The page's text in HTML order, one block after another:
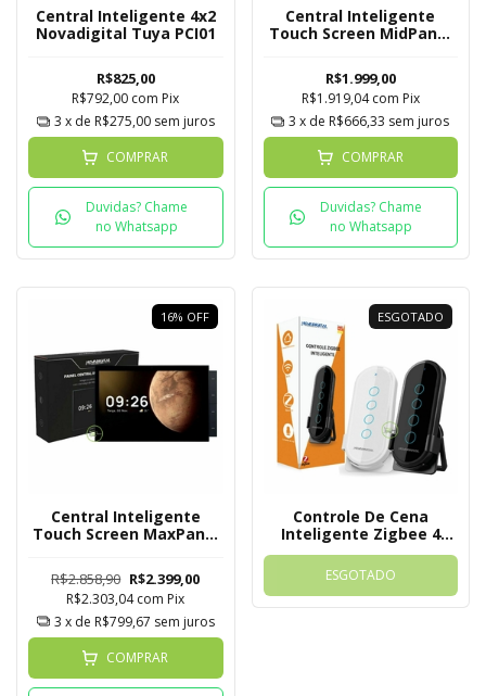
Central Inteligente 4x2
Novadigital Tuya PCI01
R$825,00
R$792,00 com Pix
3 x de R$275,00 sem juros
COMPRAR
Duvidas? Chame
no Whatsapp
Central Inteligente
Touch Screen MidPanel
R$1.999,00
R$1.919,04com Pix
3 x de R$666,33 sem juros
COMPRAR
Duvidas? Chame
no Whatsapp
16% OFF
Central Inteligente
Touch Screen MaxPanel
Polegadas
R$2.858,90 R$2.399,00
R$2.303,04com Pix
3 x de R$799,67 sem juros
COMPRAR
ESGOTADO
Controle De Cena
Inteligente Zigbee 4
Botões Nova Digital
ESGOTADO